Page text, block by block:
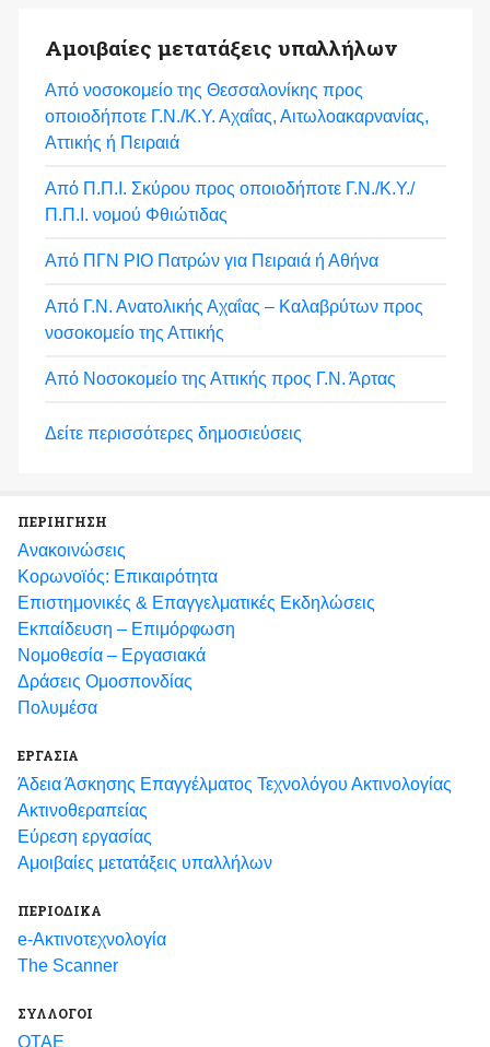
Αμοιβαίες μετατάξεις υπαλλήλων
Από νοσοκομείο της Θεσσαλονίκης προς
οποιοδήποτε Γ.Ν./Κ.Υ. Αχαΐας, Αιτωλοακαρνανίας,
Αττικής ή Πειραιά
Από Π.Π.Ι. Σκύρου προς οποιοδήποτε Γ.Ν./Κ.Υ./
Π.Π.Ι. νομού Φθιώτιδας
Από ΠΓΝ ΡΙΟ Πατρών για Πειραιά ή Αθήνα
Από Γ.Ν. Ανατολικής Αχαΐας – Καλαβρύτων προς
νοσοκομείο της Αττικής
Από Νοσοκομείο της Αττικής προς Γ.Ν. Άρτας
Δείτε περισσότερες δημοσιεύσεις
ΠΕΡΙΗΓΗΣΗ
Ανακοινώσεις
Κορωνοϊός: Επικαιρότητα
Eπιστημονικές & Επαγγελματικές Eκδηλώσεις
Εκπαίδευση – Επιμόρφωση
Νομοθεσία – Εργασιακά
Δράσεις Ομοσπονδίας
Πολυμέσα
ΕΡΓΑΣΙΑ
Άδεια Άσκησης Επαγγέλματος Τεχνολόγου Ακτινολογίας
Ακτινοθεραπείας
Εύρεση εργασίας
Αμοιβαίες μετατάξεις υπαλλήλων
ΠΕΡΙΟΔΙΚΑ
e-Ακτινοτεχνολογία
The Scanner
ΣΥΛΛΟΓΟΙ
ΟΤΑΕ